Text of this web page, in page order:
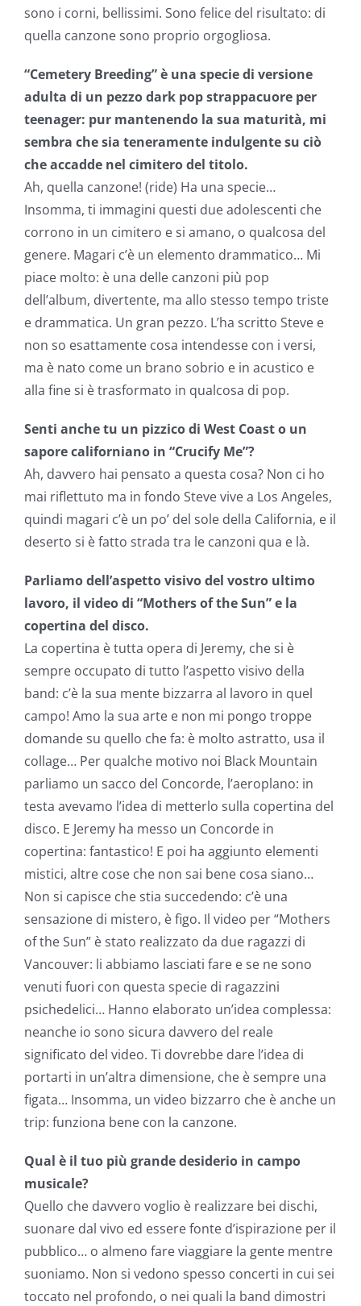
sono i corni, bellissimi. Sono felice del risultato: di
quella canzone sono proprio orgogliosa.
“Cemetery Breeding” è una specie di versione
adulta di un pezzo dark pop strappacuore per
teenager: pur mantenendo la sua maturità, mi
sembra che sia teneramente indulgente su ciò
che accadde nel cimitero del titolo.
Ah, quella canzone! (ride) Ha una specie…
Insomma, ti immagini questi due adolescenti che
corrono in un cimitero e si amano, o qualcosa del
genere. Magari c’è un elemento drammatico… Mi
piace molto: è una delle canzoni più pop
dell’album, divertente, ma allo stesso tempo triste
e drammatica. Un gran pezzo. L’ha scritto Steve e
non so esattamente cosa intendesse con i versi,
ma è nato come un brano sobrio e in acustico e
alla fine si è trasformato in qualcosa di pop.
Senti anche tu un pizzico di West Coast o un
sapore californiano in “Crucify Me”?
Ah, davvero hai pensato a questa cosa? Non ci ho
mai riflettuto ma in fondo Steve vive a Los Angeles,
quindi magari c’è un po’ del sole della California, e il
deserto si è fatto strada tra le canzoni qua e là.
Parliamo dell’aspetto visivo del vostro ultimo
lavoro, il video di “Mothers of the Sun” e la
copertina del disco.
La copertina è tutta opera di Jeremy, che si è
sempre occupato di tutto l’aspetto visivo della
band: c’è la sua mente bizzarra al lavoro in quel
campo! Amo la sua arte e non mi pongo troppe
domande su quello che fa: è molto astratto, usa il
collage… Per qualche motivo noi Black Mountain
parliamo un sacco del Concorde, l’aeroplano: in
testa avevamo l’idea di metterlo sulla copertina del
disco. E Jeremy ha messo un Concorde in
copertina: fantastico! E poi ha aggiunto elementi
mistici, altre cose che non sai bene cosa siano…
Non si capisce che stia succedendo: c’è una
sensazione di mistero, è figo. Il video per “Mothers
of the Sun” è stato realizzato da due ragazzi di
Vancouver: li abbiamo lasciati fare e se ne sono
venuti fuori con questa specie di ragazzini
psichedelici… Hanno elaborato un’idea complessa:
neanche io sono sicura davvero del reale
significato del video. Ti dovrebbe dare l’idea di
portarti in un’altra dimensione, che è sempre una
figata… Insomma, un video bizzarro che è anche un
trip: funziona bene con la canzone.
Qual è il tuo più grande desiderio in campo
musicale?
Quello che davvero voglio è realizzare bei dischi,
suonare dal vivo ed essere fonte d’ispirazione per il
pubblico… o almeno fare viaggiare la gente mentre
suoniamo. Non si vedono spesso concerti in cui sei
toccato nel profondo, o nei quali la band dimostri